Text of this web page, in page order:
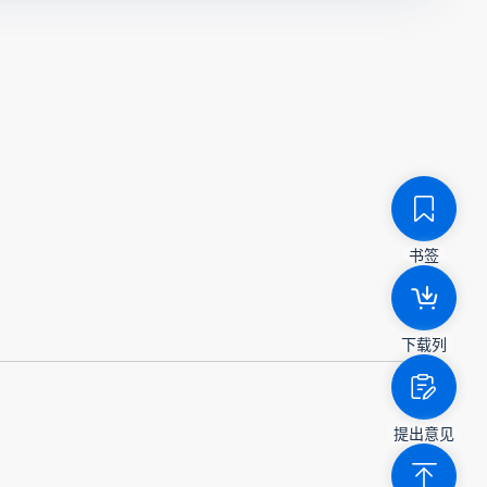
书签
下载列
提出意见